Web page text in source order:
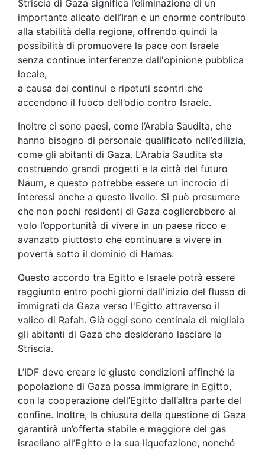
Striscia di Gaza significa l’eliminazione di un
importante alleato dell’Iran e un enorme contributo
alla stabilità della regione, offrendo quindi la
possibilità di promuovere la pace con Israele
senza continue interferenze dall'opinione pubblica
locale,
a causa dei continui e ripetuti scontri che
accendono il fuoco dell’odio contro Israele.
Inoltre ci sono paesi, come l’Arabia Saudita, che
hanno bisogno di personale qualificato nell’edilizia,
come gli abitanti di Gaza. L’Arabia Saudita sta
costruendo grandi progetti e la città del futuro
Naum, e questo potrebbe essere un incrocio di
interessi anche a questo livello. Si può presumere
che non pochi residenti di Gaza coglierebbero al
volo l’opportunità di vivere in un paese ricco e
avanzato piuttosto che continuare a vivere in
povertà sotto il dominio di Hamas.
Questo accordo tra Egitto e Israele potrà essere
raggiunto entro pochi giorni dall'inizio del flusso di
immigrati da Gaza verso l'Egitto attraverso il
valico di Rafah. Già oggi sono centinaia di migliaia
gli abitanti di Gaza che desiderano lasciare la
Striscia.
L’IDF deve creare le giuste condizioni affinché la
popolazione di Gaza possa immigrare in Egitto,
con la cooperazione dell’Egitto dall’altra parte del
confine. Inoltre, la chiusura della questione di Gaza
garantirà un’offerta stabile e maggiore del gas
israeliano all’Egitto e la sua liquefazione, nonché